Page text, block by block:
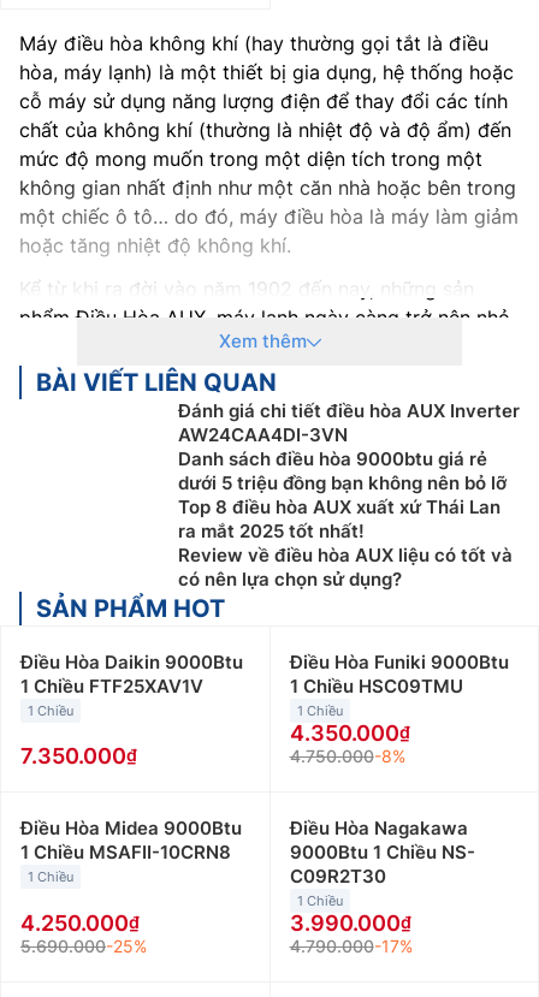
Máy điều hòa không khí (hay thường gọi tắt là điều
hòa, máy lạnh) là một thiết bị gia dụng, hệ thống hoặc
cỗ máy sử dụng năng lượng điện để thay đổi các tính
chất của không khí (thường là nhiệt độ và độ ẩm) đến
mức độ mong muốn trong một diện tích trong một
không gian nhất định như một căn nhà hoặc bên trong
một chiếc ô tô… do đó, máy điều hòa là máy làm giảm
hoặc tăng nhiệt độ không khí.
Kể từ khi ra đời vào năm 1902 đến nay, những sản
phẩm Điều Hòa AUX, máy lạnh ngày càng trở nên nhỏ
gọn, có hiệu suất hoạt động cao hơn, nhiều tính năng,
chế độ thông minh cũng như thân thiện với môi trường
hơn. Ngày nay, điều hòa, máy lạnh được sử dụng trong
nhiều lĩnh vực khác nhau, không chỉ trong đời sống
thường ngày mà còn trong sản xuất, y tế, kiến trúc,
xây dựng, thương mại, giải trí…
Hướng dẫn chọn điều hòa, máy lạnh phù
hợp với nhu cầu sử dụng
Xem thêm
BÀI VIẾT LIÊN QUAN
Đánh giá chi tiết điều hòa AUX Inverter
AW24CAA4DI-3VN
Danh sách điều hòa 9000btu giá rẻ
dưới 5 triệu đồng bạn không nên bỏ lỡ
Top 8 điều hòa AUX xuất xứ Thái Lan
ra mắt 2025 tốt nhất!
Review về điều hòa AUX liệu có tốt và
có nên lựa chọn sử dụng?
SẢN PHẨM HOT
Điều Hòa Daikin 9000Btu
1 Chiều FTF25XAV1V
1 Chiều
7.350.000
Điều Hòa Funiki 9000Btu
1 Chiều HSC09TMU
1 Chiều
4.350.000
4.750.000-8%
Điều Hòa Midea 9000Btu
1 Chiều MSAFII-10CRN8
1 Chiều
4.250.000
5.690.000-25%
Điều Hòa Nagakawa
9000Btu 1 Chiều NS-
C09R2T30
1 Chiều
3.990.000
4.790.000-17%